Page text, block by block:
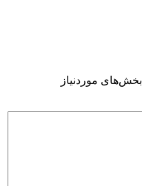
بخش‌های موردنیاز